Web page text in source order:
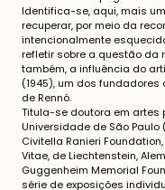
Identifica-se, aqui, mais
recuperar, por meio da
intencionalmente
refletir sobre a questão da
também, a influência do
(1945), um dos
de Rennó.
Titula-se doutora em artes
Universidade de São Paulo
Civitella Ranieri
Vitae, de Liechtenstein,
Guggenheim Memorial
série de exposições